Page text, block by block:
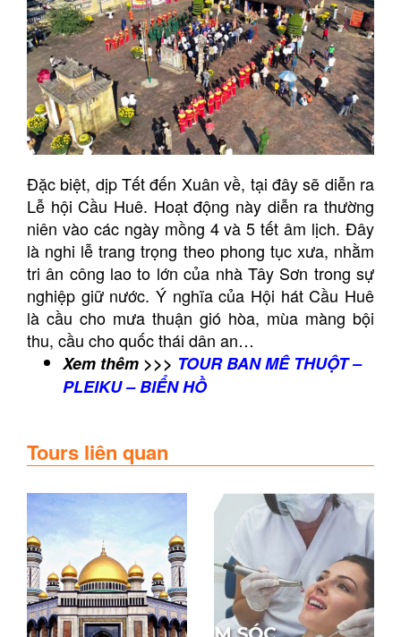
Đặc biệt, dịp Tết đến Xuân về, tại đây sẽ diễn ra
Lễ hội Cầu Huê. Hoạt động này diễn ra thường
niên vào các ngày mồng 4 và 5 tết âm lịch. Đây
là nghi lễ trang trọng theo phong tục xưa, nhằm
tri ân công lao to lớn của nhà Tây Sơn trong sự
nghiệp giữ nước. Ý nghĩa của Hội hát Cầu Huê
là cầu cho mưa thuận gió hòa, mùa màng bội
thu, cầu cho quốc thái dân an…
Xem thêm >>> TOUR BAN MÊ THUỘT –
PLEIKU – BIỂN HỒ
Tours liên quan